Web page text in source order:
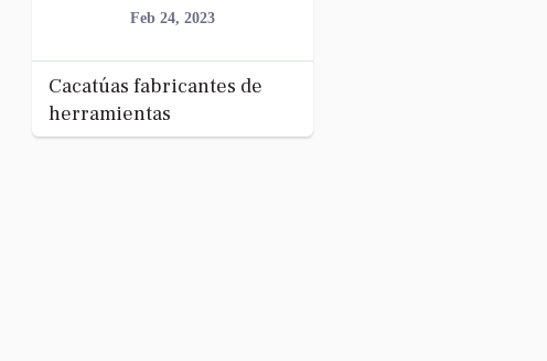
Feb 24, 2023
Cacatúas fabricantes de
herramientas